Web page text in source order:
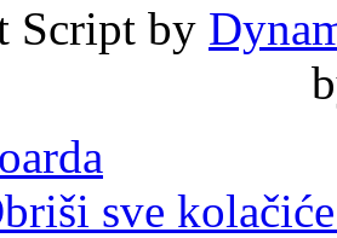
Script by
sve